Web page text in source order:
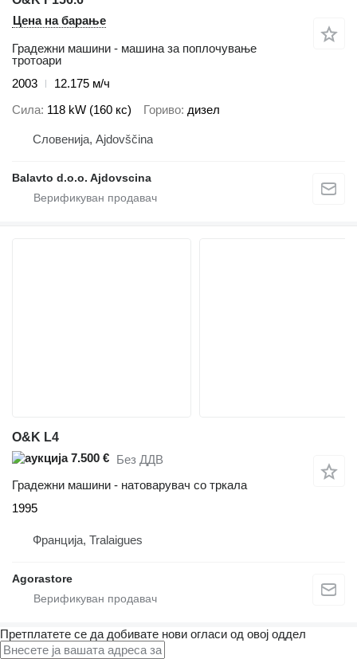
Цена на барање
Градежни машини - машина за поплочување
тротоари
2003
12.175 м/ч
Сила 118 kW (160 кс) Гориво дизел
Словенија, Ajdovščina
Balavto d.o.o. Ajdovscina
O&K L4
7.500 € Без ДДВ
Градежни машини - натоварувач со тркала
1995
Франција, Tralaigues
Agorastore
Претплатете се да добивате нови огласи од овој оддел